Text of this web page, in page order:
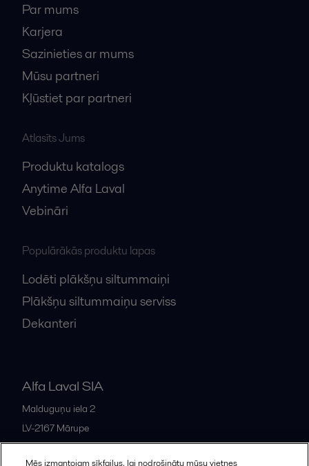
Par mums
Karjera
Sazinieties ar mums
Mūsu partneri
Kļūstiet par partneri
Atlasīts Jums
Produktu katalogs
Anytime Alfa Laval
Vebināri
Populārākās produktu lapas
Lodēti plākšņu siltummaiņi
Plākšņu siltummaiņu serviss
Dekanteri
Alfa Laval SIA
Malduguņu iela 2
LV-2167 Mārupe
Latvia
Mēs izmantojam sīkfailus, lai nodrošinātu mūsu vietnes